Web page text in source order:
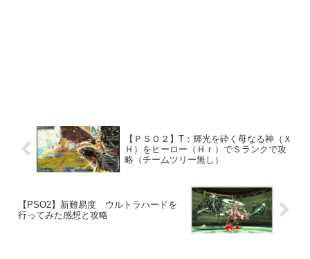
【ＰＳＯ２】T：輝光を砕く母なる神（Ｘ
Ｈ）をヒーロー（Ｈｒ）でＳランクで攻
略（チームツリー無し）
【PSO2】新難易度 ウルトラハードを
行ってみた感想と攻略